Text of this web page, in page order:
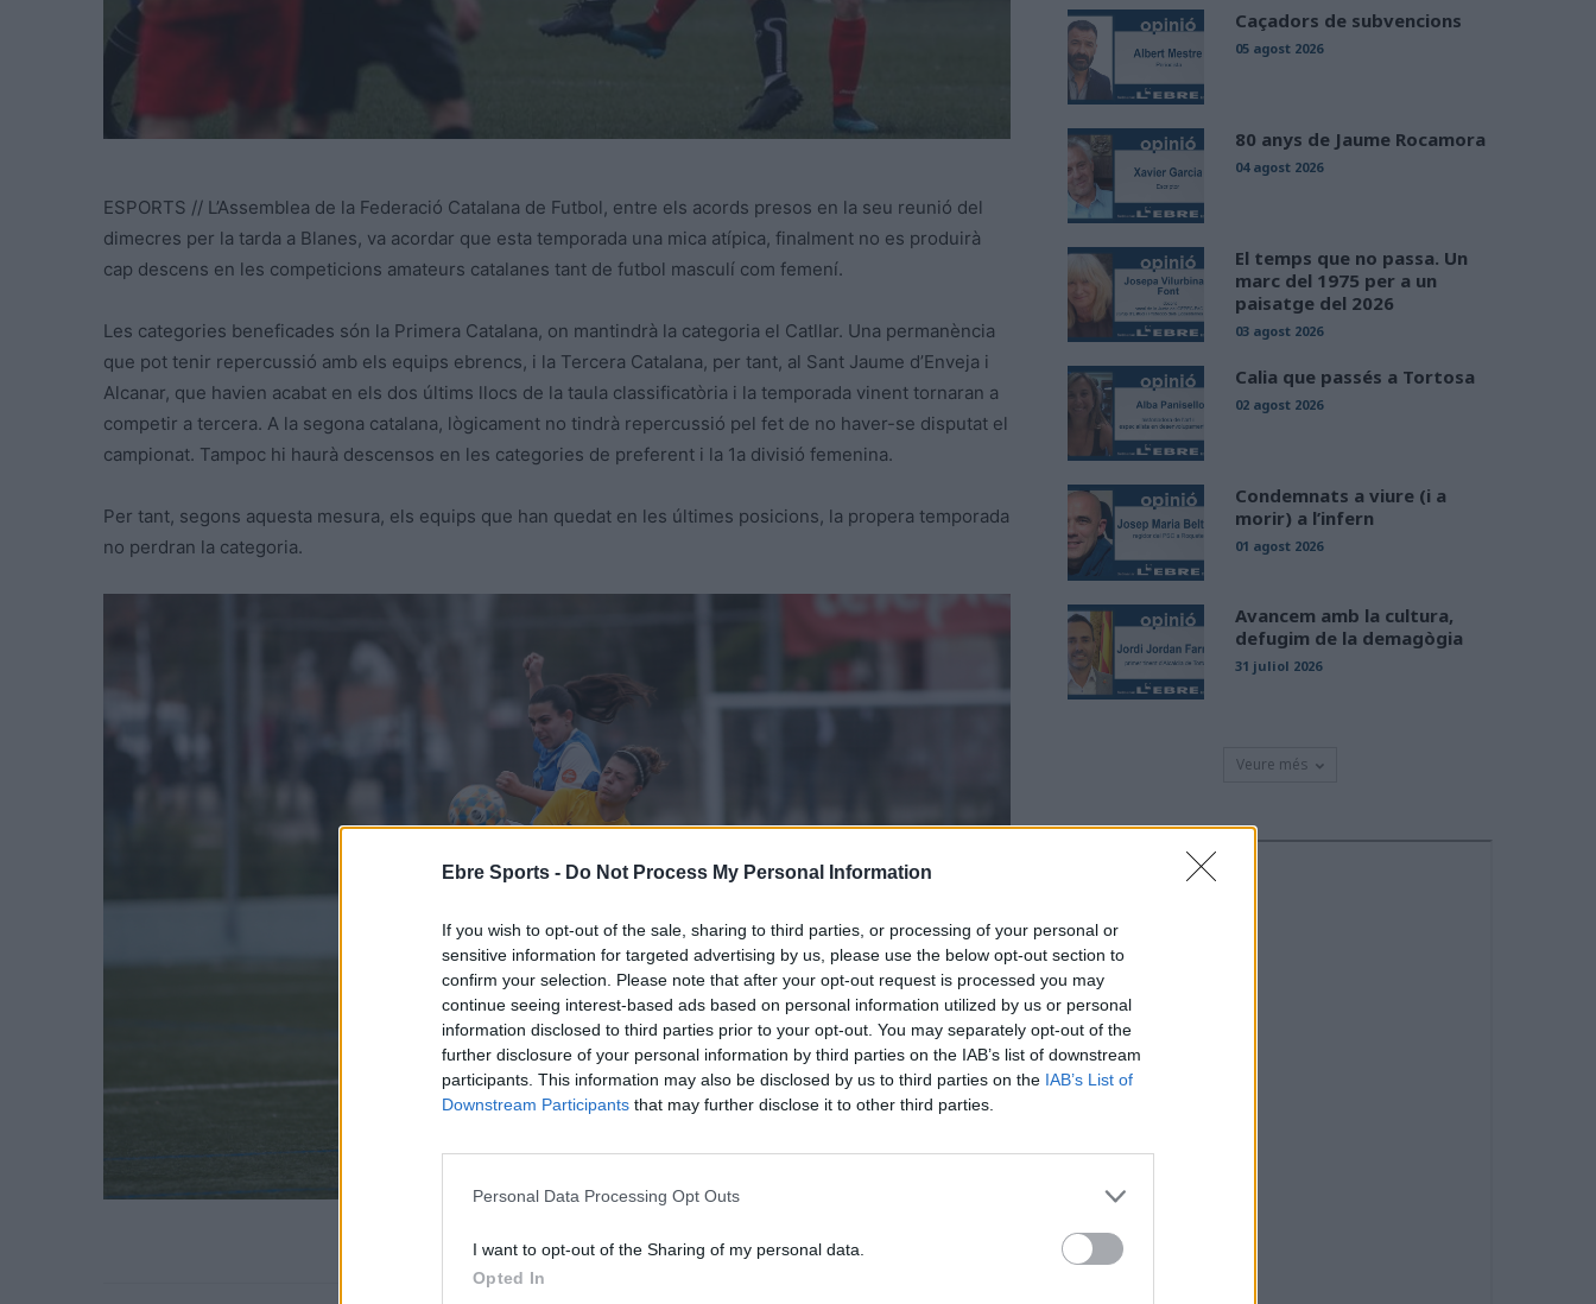
Ebre Sports - Do Not Process My Personal Information
If you wish to opt-out of the sale, sharing to third parties, or processing of your personal or
sensitive information for targeted advertising by us, please use the below opt-out section to
confirm your selection. Please note that after your opt-out request is processed you may
continue seeing interest-based ads based on personal information utilized by us or personal
information disclosed to third parties prior to your opt-out. You may separately opt-out of the
further disclosure of your personal information by third parties on the IAB’s list of downstream
participants. This information may also be disclosed by us to third parties on the IAB’s List of
Downstream Participants that may further disclose it to other third parties.
Personal Data Processing Opt Outs
I want to opt-out of the Sharing of my personal data.
Opted In
ESPORTS // L’Assemblea de la Federació Catalana de Futbol, entre els acords presos en la seu reunió del
dimecres per la tarda a Blanes, va acordar que esta temporada una mica atípica, finalment no es produirà
cap descens en les competicions amateurs catalanes tant de futbol masculí com femení.
Les categories beneficades són la Primera Catalana, on mantindrà la categoria el Catllar. Una permanència
que pot tenir repercussió amb els equips ebrencs, i la Tercera Catalana, per tant, al Sant Jaume d’Enveja i
Alcanar, que havien acabat en els dos últims llocs de la taula classificatòria i la temporada vinent tornaran a
competir a tercera. A la segona catalana, lògicament no tindrà repercussió pel fet de no haver-se disputat el
campionat. Tampoc hi haurà descensos en les categories de preferent i la 1a divisió femenina.
Per tant, segons aquesta mesura, els equips que han quedat en les últimes posicions, la propera temporada
no perdran la categoria.
Caçadors de subvencions
05 agost 2026
80 anys de Jaume Rocamora
04 agost 2026
El temps que no passa. Un
marc del 1975 per a un
paisatge del 2026
03 agost 2026
Calia que passés a Tortosa
02 agost 2026
Condemnats a viure (i a
morir) a l’infern
01 agost 2026
Avancem amb la cultura,
defugim de la demagògia
31 juliol 2026
Veure més